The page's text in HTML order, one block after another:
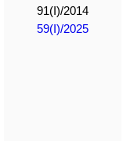
91(Ι)/2014
59(I)/2025